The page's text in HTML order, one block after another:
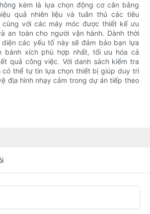
kém là lựa chọn động cơ cân bằng
quả nhiên liệu và tuân thủ các tiêu
cùng với các máy móc được thiết kế ưu
an toàn cho người vận hành. Dành thời
các yếu tố này sẽ đảm bảo bạn lựa
bánh xích phù hợp nhất, tối ưu hóa cả
quả công việc. Với danh sách kiểm tra
có thể tự tin lựa chọn thiết bị giúp duy trì
địa hình nhạy cảm trong dự án tiếp theo